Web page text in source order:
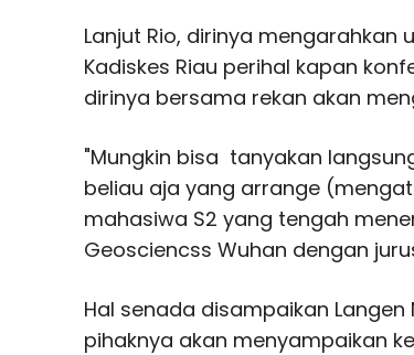
Lanjut Rio, dirinya
Kadiskes Riau perihal kapan
dirinya bersama rekan akan
"Mungkin bisa tanyakan
beliau aja yang arrange
mahasiwa S2 yang tengah
Geosciencss Wuhan dengan
Hal senada disampaikan Langen
pihaknya akan menyampaikan